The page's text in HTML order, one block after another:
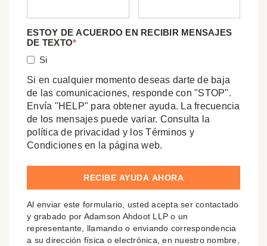
ESTOY DE ACUERDO EN RECIBIR MENSAJES
DE TEXTO*
Si
Si en cualquier momento deseas darte de baja
de las comunicaciones, responde con "STOP".
Envía "HELP" para obtener ayuda. La frecuencia
de los mensajes puede variar. Consulta la
política de privacidad y los Términos y
Condiciones en la página web.
Al enviar este formulario, usted acepta ser contactado
y grabado por Adamson Ahdoot LLP o un
representante, llamando o enviando correspondencia
a su dirección física o electrónica, en nuestro nombre,